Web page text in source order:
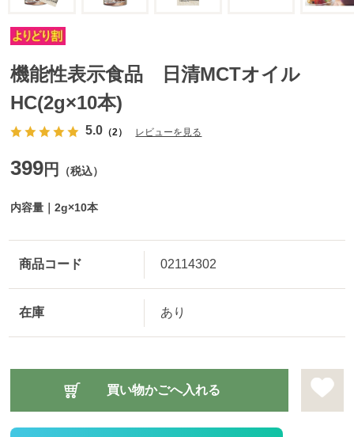
機能性表示食品 日清MCTオイル
HC(2g×10本)
5.0 （2） レビューを見る
内容量｜2g×10本
399円 （税込）
商品コード 02114302
在庫 あり